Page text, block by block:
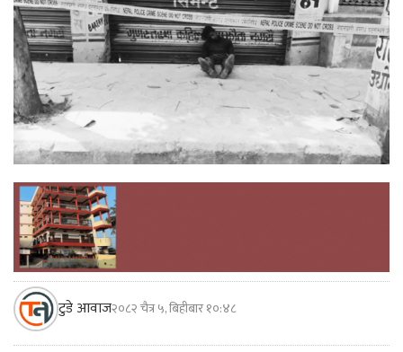
टुडे आवाज२०८२ चैत्र ५, बिहीबार १०:४८